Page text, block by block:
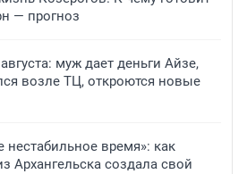
— прогноз
муж дает деньги Айзе,
возле ТЦ, откроются новые
время»: как
Архангельска создала свой